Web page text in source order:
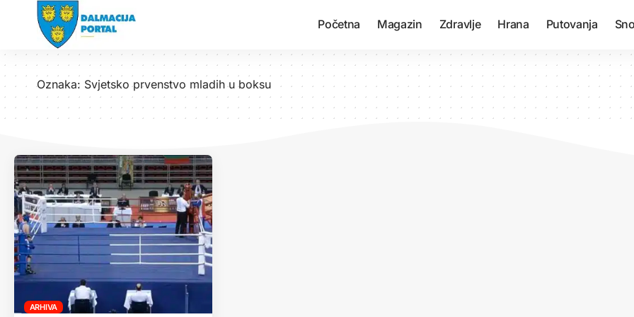
Početna Magazin Zdravlje Hrana Putovanja
Oznaka: Svjetsko prvenstvo mladih u boksu
ARHIVA